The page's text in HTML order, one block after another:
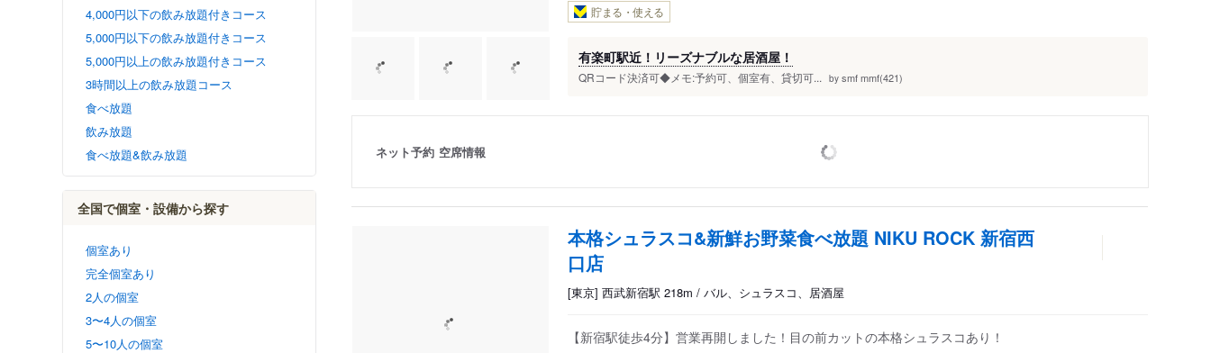
4,000円以下の飲み放題付きコース
5,000円以下の飲み放題付きコース
5,000円以上の飲み放題付きコース
3時間以上の飲み放題コース
食べ放題
飲み放題
食べ放題&飲み放題
全国で個室・設備から探す
個室あり
完全個室あり
2人の個室
3〜4人の個室
5〜10人の個室
貯まる・使える
有楽町駅近！リーズナブルな居酒屋！
QRコード決済可◆メモ:予約可、個室有、貸切可... by smf mmf(421)
ネット予約 空席情報
本格シュラスコ&新鮮お野菜食べ放題 NIKU ROCK 新宿西
口店
[東京] 西武新宿駅 218m / バル、シュラスコ、居酒屋
【新宿駅徒歩4分】営業再開しました！目の前カットの本格シュラスコあり！